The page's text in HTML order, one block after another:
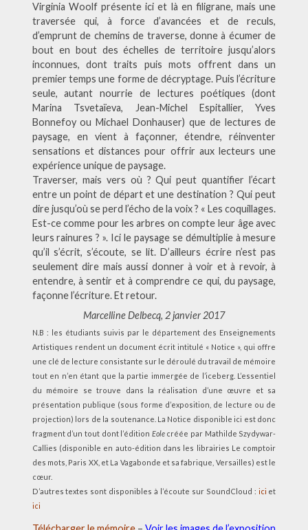
Virginia Woolf présente ici et là en filigrane, mais une
traversée qui, à force d’avancées et de reculs,
d’emprunt de chemins de traverse, donne à écumer de
bout en bout des échelles de territoire jusqu’alors
inconnues, dont traits puis mots offrent dans un
premier temps une forme de décryptage. Puis l’écriture
seule, autant nourrie de lectures poétiques (dont
Marina Tsvetaïeva, Jean-Michel Espitallier, Yves
Bonnefoy ou Michael Donhauser) que de lectures de
paysage, en vient à façonner, étendre, réinventer
sensations et distances pour offrir aux lecteurs une
expérience unique de paysage.
Traverser, mais vers où ? Qui peut quantifier l’écart
entre un point de départ et une destination ? Qui peut
dire jusqu’où se perd l’écho de la voix ? « Les coquillages.
Est-ce comme pour les arbres on compte leur âge avec
leurs rainures ? ». Ici le paysage se démultiplie à mesure
qu’il s’écrit, s’écoute, se lit. D’ailleurs écrire n’est pas
seulement dire mais aussi donner à voir et à revoir, à
entendre, à sentir et à comprendre ce qui, du paysage,
façonne l’écriture. Et retour.
Marcelline Delbecq, 2 janvier 2017
N.B : les étudiants suivis par le département des Enseignements
Artistiques rendent un document écrit intitulé « Notice », qui offre
une clé de lecture consistante sur le déroulé du travail de mémoire
tout en n’en étant que la partie immergée de l’iceberg. L’essentiel
du mémoire se trouve dans la réalisation d’une œuvre et sa
présentation publique (sous forme d’exposition, de lecture ou de
projection) lors de la soutenance. La Notice disponible ici est donc
fragment d’un tout dont l’édition Eole créée par Mathilde Szydywar-
Callies (disponible en auto-édition dans les librairies Le comptoir
des mots, Paris XX, et La Vagabonde et sa fabrique, Versailles) est le
cœur.
D’autres textes sont disponibles à l’écoute sur SoundCloud : ici et
ici